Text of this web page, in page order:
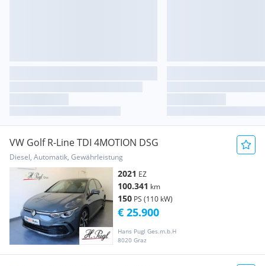
VW Golf R-Line TDI 4MOTION DSG
Diesel, Automatik, Gewährleistung
2021 EZ
100.341 km
150 PS (110 kW)
Hans Pugl Ges.m.b.H
8020 Graz
€ 25.900